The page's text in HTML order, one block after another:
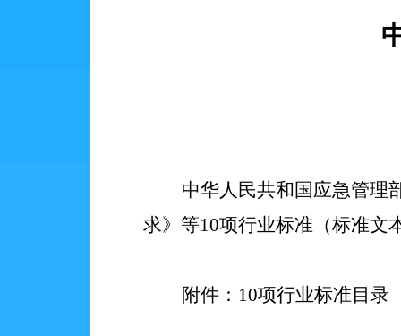
中华人民共和国应急管理
求》等10项行业标准（标准文
附件： 10项行业标准目录